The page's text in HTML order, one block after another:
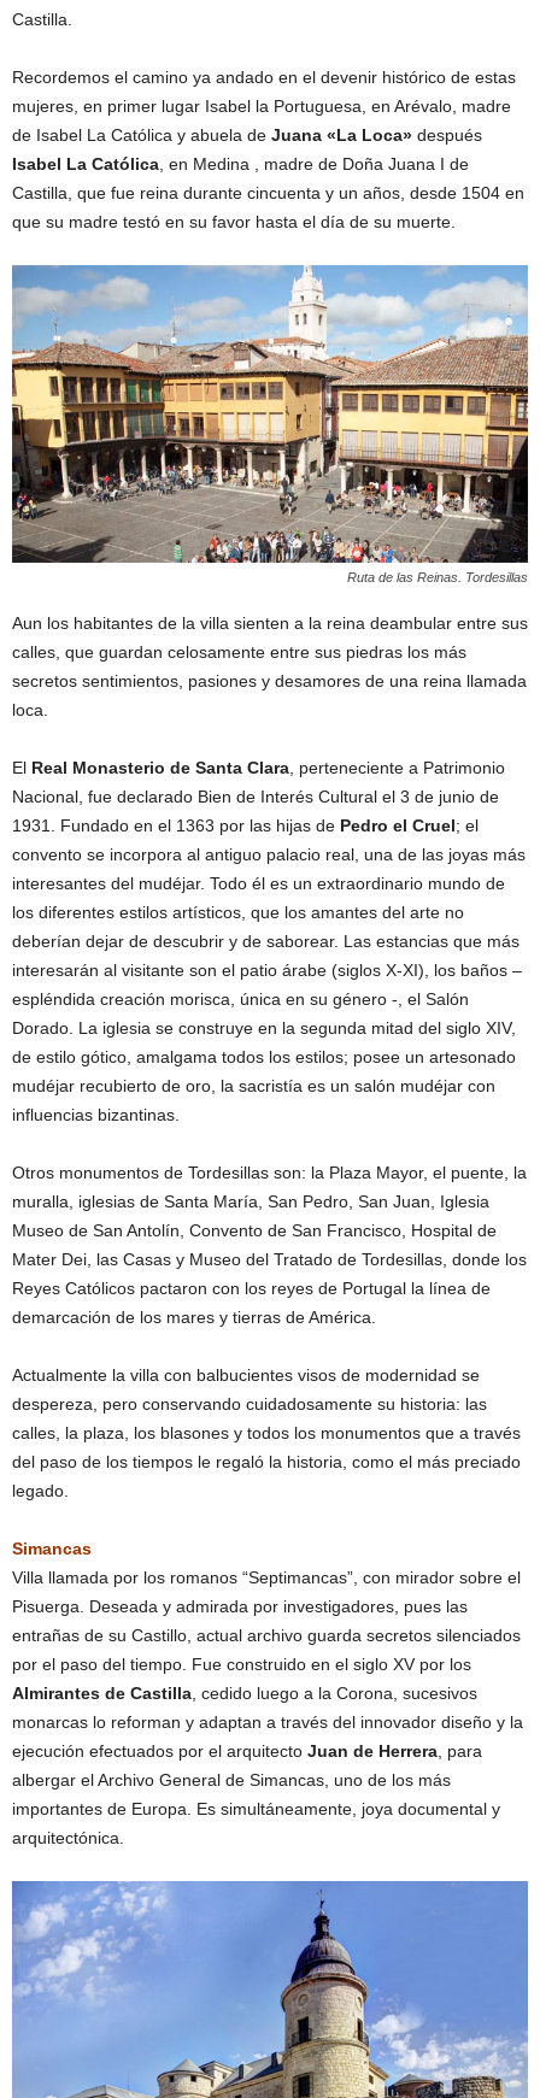
Castilla.
Recordemos el camino ya andado en el devenir histórico de estas
mujeres, en primer lugar Isabel la Portuguesa, en Arévalo, madre
de Isabel La Católica y abuela de Juana «La Loca» después
Isabel La Católica , en Medina , madre de Doña Juana I de
Castilla, que fue reina durante cincuenta y un años, desde 1504 en
que su madre testó en su favor hasta el día de su muerte.
Ruta de las Reinas. Tordesillas
Aun los habitantes de la villa sienten a la reina deambular entre sus
calles, que guardan celosamente entre sus piedras los más
secretos sentimientos, pasiones y desamores de una reina llamada
loca.
El Real Monasterio de Santa Clara , perteneciente a Patrimonio
Nacional, fue declarado Bien de Interés Cultural el 3 de junio de
1931. Fundado en el 1363 por las hijas de Pedro el Cruel; el
convento se incorpora al antiguo palacio real, una de las joyas más
interesantes del mudéjar. Todo él es un extraordinario mundo de
los diferentes estilos artísticos, que los amantes del arte no
deberían dejar de descubrir y de saborear. Las estancias que más
interesarán al visitante son el patio árabe (siglos X-XI), los baños –
espléndida creación morisca, única en su género -, el Salón
Dorado. La iglesia se construye en la segunda mitad del siglo XIV,
de estilo gótico, amalgama todos los estilos; posee un artesonado
mudéjar recubierto de oro, la sacristía es un salón mudéjar con
influencias bizantinas.
Otros monumentos de Tordesillas son: la Plaza Mayor, el puente, la
muralla, iglesias de Santa María, San Pedro, San Juan, Iglesia
Museo de San Antolín, Convento de San Francisco, Hospital de
Mater Dei, las Casas y Museo del Tratado de Tordesillas, donde los
Reyes Católicos pactaron con los reyes de Portugal la línea de
demarcación de los mares y tierras de América.
Actualmente la villa con balbucientes visos de modernidad se
despereza, pero conservando cuidadosamente su historia: las
calles, la plaza, los blasones y todos los monumentos que a través
del paso de los tiempos le regaló la historia, como el más preciado
legado.
Simancas
Villa llamada por los romanos “Septimancas”, con mirador sobre el
Pisuerga. Deseada y admirada por investigadores, pues las
entrañas de su Castillo, actual archivo guarda secretos silenciados
por el paso del tiempo. Fue construido en el siglo XV por los
Almirantes de Castilla , cedido luego a la Corona, sucesivos
monarcas lo reforman y adaptan a través del innovador diseño y la
ejecución efectuados por el arquitecto Juan de Herrera , para
albergar el Archivo General de Simancas, uno de los más
importantes de Europa. Es simultáneamente, joya documental y
arquitectónica.